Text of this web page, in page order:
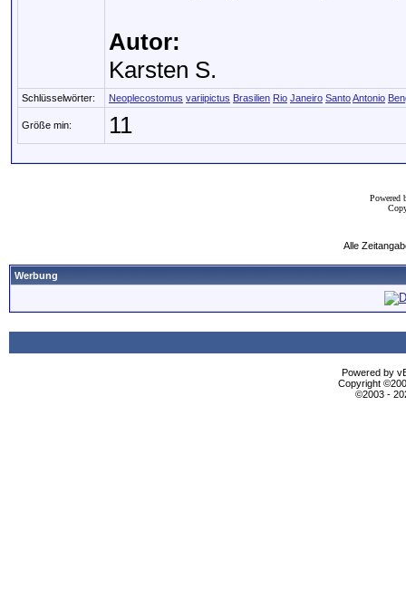
Autor:
Karsten S.
Schlüsselwörter: Neoplecostomus variipictus Brasilien Rio Janeiro SantoAntonio
Größe min: 11
Powered
Alle
Werbung
Powered by
Copyright
©2003 -